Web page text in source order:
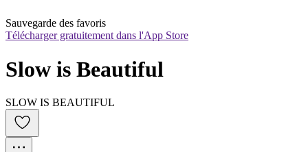
Sauvegarde des favoris
Télécharger gratuitement dans l'App Store
Slow is Beautiful
SLOW IS BEAUTIFUL